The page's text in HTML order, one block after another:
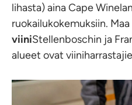
lihasta) aina Cape
ruokailukokemuksiin.
viiniStellenboschin ja
alueet ovat